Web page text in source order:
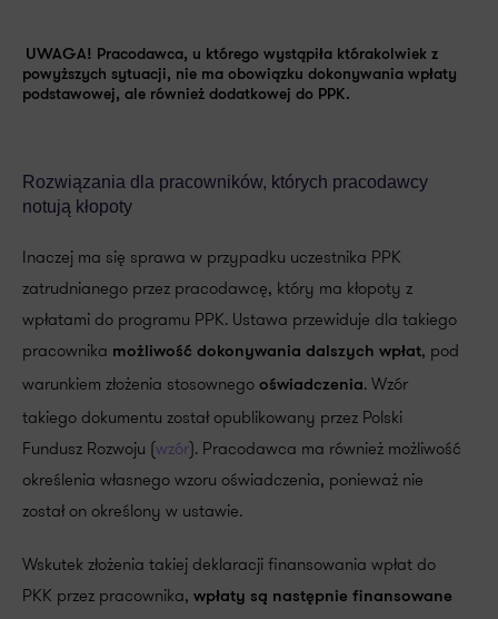
UWAGA! Pracodawca, u którego wystąpiła którakolwiek z
powyższych sytuacji, nie ma obowiązku dokonywania wpłaty
podstawowej, ale również dodatkowej do PPK.
Rozwiązania dla pracowników, których pracodawcy
notują kłopoty
Inaczej ma się sprawa w przypadku uczestnika PPK
zatrudnianego przez pracodawcę, który ma kłopoty z
wpłatami do programu PPK. Ustawa przewiduje dla takiego
pracownika możliwość dokonywania dalszych wpłat, pod
warunkiem złożenia stosownego oświadczenia. Wzór
takiego dokumentu został opublikowany przez Polski
Fundusz Rozwoju (wzór). Pracodawca ma również możliwość
określenia własnego wzoru oświadczenia, ponieważ nie
został on określony w ustawie.
Wskutek złożenia takiej deklaracji finansowania wpłat do
PKK przez pracownika, wpłaty są następnie finansowane